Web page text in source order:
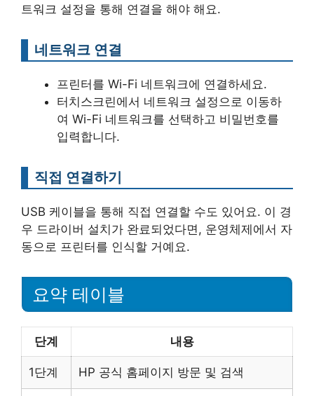
트워크 설정을 통해 연결을 해야 해요.
네트워크 연결
프린터를 Wi-Fi 네트워크에 연결하세요.
터치스크린에서 네트워크 설정으로 이동하
여 Wi-Fi 네트워크를 선택하고 비밀번호를
입력합니다.
직접 연결하기
USB 케이블을 통해 직접 연결할 수도 있어요. 이 경
우 드라이버 설치가 완료되었다면, 운영체제에서 자
동으로 프린터를 인식할 거예요.
요약 테이블
단계 내용
1단계 HP 공식 홈페이지 방문 및 검색